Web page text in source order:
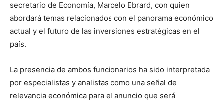
secretario de Economía, Marcelo Ebrard, con quien
abordará temas relacionados con el panorama económico
actual y el futuro de las inversiones estratégicas en el
país.
La presencia de ambos funcionarios ha sido interpretada
por especialistas y analistas como una señal de
relevancia económica para el anuncio que será